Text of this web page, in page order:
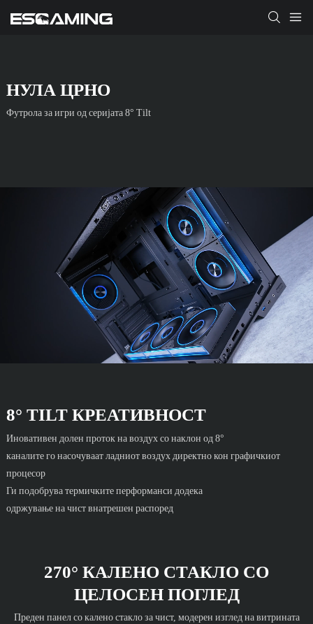
НУЛА ЦРНО
Футрола за игри од серијата 8° Tilt
8° TILT КРЕАТИВНОСТ
Иновативен долен проток на воздух со наклон од 8°
каналите го насочуваат ладниот воздух директно кон графичкиот
процесор
Ги подобрува термичките перформанси додека
одржување на чист внатрешен распоред
270° КАЛЕНО СТАКЛО СО
ЦЕЛОСЕН ПОГЛЕД
Преден панел со калено стакло за чист, модерен изглед на витрината